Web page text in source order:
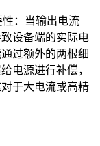
性：当输出电流
设备端的实际电
过额外的两根细
电源进行补偿，
于大电流或高精